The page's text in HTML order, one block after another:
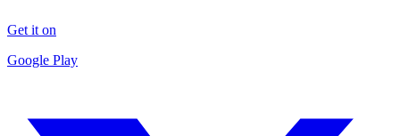
Get it on
Google Play